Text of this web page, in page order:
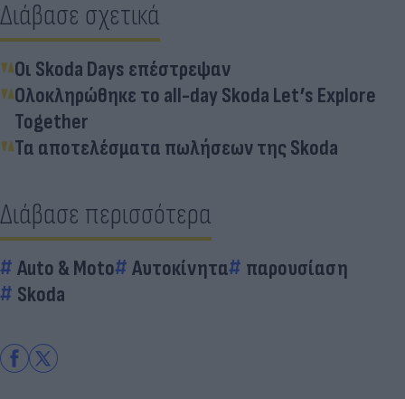
Διάβασε σχετικά
Οι Skoda Days επέστρεψαν
Ολοκληρώθηκε το all-day Skoda Let’s Explore
Together
Τα αποτελέσματα πωλήσεων της Skoda
Διάβασε περισσότερα
Auto & Moto Αυτοκίνητα
παρουσίαση
Skoda